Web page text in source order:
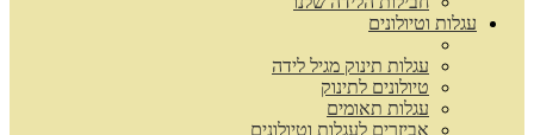
עגלות וטיולונים
עגלות תינוק מגיל לידה
טיולונים לתינוק
עגלות תאומים
אביזרים לעגלות וטיולונים